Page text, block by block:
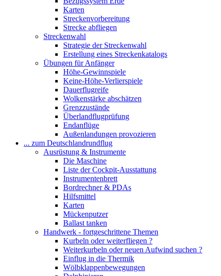
Karten
Streckenvorbereitung
Strecke abfliegen
Streckenwahl
Strategie der Streckenwahl
Erstellung eines Streckenkatalogs
Übungen für Anfänger
Höhe-Gewinnspiele
Keine-Höhe-Verlierspiele
Dauerflugreife
Wolkenstärke abschätzen
Grenzzustände
Überlandflugprüfung
Endanflüge
Außenlandungen provozieren
... zum Deutschlandrundflug
Ausrüstung & Instrumente
Die Maschine
Liste der Cockpit-Ausstattung
Instrumentenbrett
Bordrechner & PDAs
Hilfsmittel
Karten
Mückenputzer
Ballast tanken
Handwerk - fortgeschrittene Themen
Kurbeln oder weiterfliegen ?
Weiterkurbeln oder neuen Aufwind suchen ?
Einflug in die Thermik
Wölbklappenbewegungen